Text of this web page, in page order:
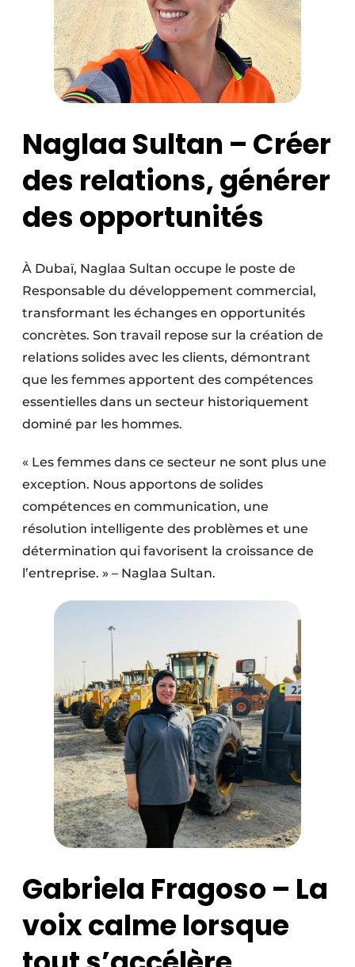
Naglaa Sultan – Créer
des relations, générer
des opportunités
À Dubaï, Naglaa Sultan occupe le poste de
Responsable du développement commercial,
transformant les échanges en opportunités
concrètes. Son travail repose sur la création de
relations solides avec les clients, démontrant
que les femmes apportent des compétences
essentielles dans un secteur historiquement
dominé par les hommes.
« Les femmes dans ce secteur ne sont plus une
exception. Nous apportons de solides
compétences en communication, une
résolution intelligente des problèmes et une
détermination qui favorisent la croissance de
l’entreprise. » – Naglaa Sultan.
Gabriela Fragoso – La
voix calme lorsque